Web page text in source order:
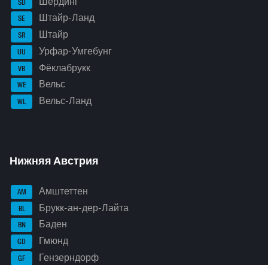
SD
SE Штайр-Ланд
SR Штайр
UU Урфар-Умгебунг
VB Фёклабрукк
WE Вельс
WL Вельс-Ланд
Нижняя Австрия
AM Амштеттен
BL Брукк-ан-дер-Лайта
BN Баден
GD Гмюнд
GF Гензерндорф